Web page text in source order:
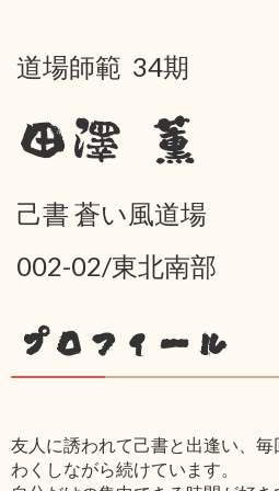
道場師範 34期
田澤 薫
己書 蒼い風道場
002-02/東北南部
プロフィール
友人に誘われて己書と出逢い、毎
わくしながら続けています。